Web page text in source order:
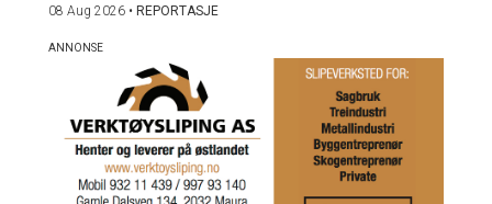
08 Aug 2026 • REPORTASJE